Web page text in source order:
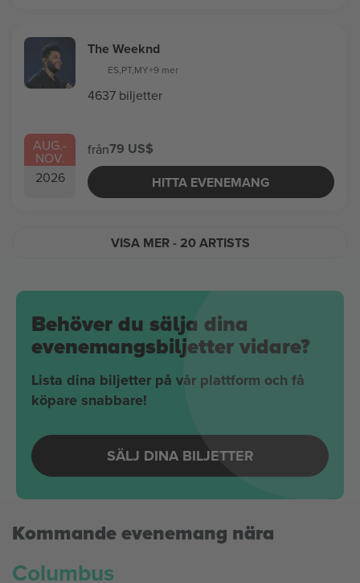
AUG.-
NOV.
2026
The Weeknd
ES,PT,MY+9 mer
4637 biljetter
från79 US$
HITTA EVENEMANG
VISA MER- 20 ARTISTS
Behöver du sälja dina
evenemangsbiljetter vidare?
Lista dina biljetter på vår plattform och få
köpare snabbare!
SÄLJ DINA BILJETTER
Kommande evenemang nära
Columbus